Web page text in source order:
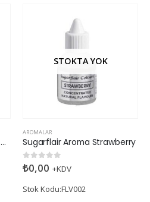
Sugarflair Aroma Roasted Almond
STOKTA YOK
AROMALAR
Sugarflair Aroma Strawberry
05 üzerinden
₺0,00 +KDV
Stok Kodu:FLV002